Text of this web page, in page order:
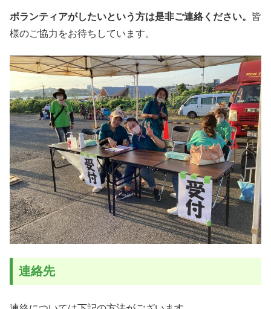
ボランティアがしたいという方は是非ご連絡ください。 皆
様のご協力をお待ちしています。
連絡先